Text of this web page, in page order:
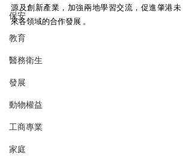
保安
教育
醫務衛生
發展
動物權益
工商專業
家庭
源及創新產業，加強兩地學習交流，促進肇港未
來各領域的合作發展 。